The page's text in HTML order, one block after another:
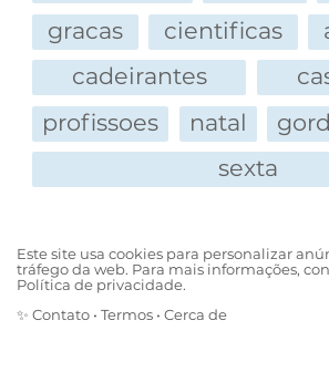
gracas
cientificas
cadeirantes
profissoes
natal
sexta
Este site usa cookies para personalizar
tráfego da web. Para mais informações,
Política de privacidade.
✨ Contato • Termos • Cerca de